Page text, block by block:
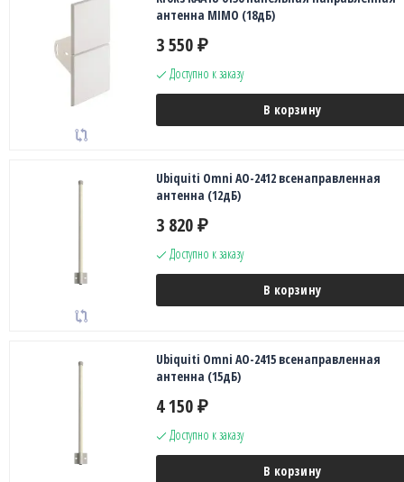
антенна MIMO (18дБ)
3 550 ₽
Доступно к заказу
В корзину
Ubiquiti Omni AO-2412 всенаправленная
антенна (12дБ)
3 820 ₽
Доступно к заказу
В корзину
Ubiquiti Omni AO-2415 всенаправленная
антенна (15дБ)
4 150 ₽
Доступно к заказу
В корзину